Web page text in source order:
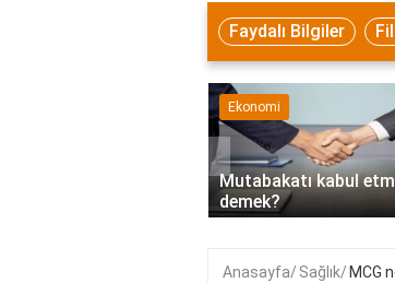
Faydalı Bilgiler
Eğitim
Meslek Liseleri OBP ile
mu?
‹
Anasayfa Sağlık MCG